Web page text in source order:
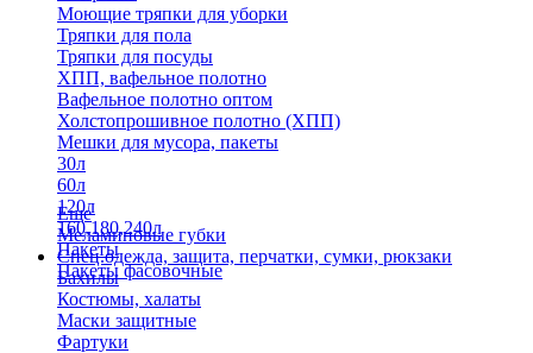
Моющие тряпки для уборки
Тряпки для пола
Тряпки для посуды
ХПП, вафельное полотно
Вафельное полотно оптом
Холстопрошивное полотно (ХПП)
Мешки для мусора, пакеты
30л
60л
120л
160,180,240л
Пакеты
Пакеты фасовочные
Еще
Меламиновые губки
Спец.одежда, защита, перчатки, сумки, рюкзаки
Бахилы
Костюмы, халаты
Маски защитные
Фартуки